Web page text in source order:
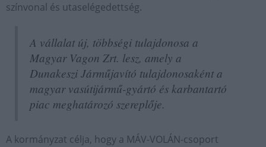
színvonal és utaselégedettség.
A vállalat új, többségi tulajdonosa a
Magyar Vagon Zrt. lesz, amely a
Dunakeszi Járműjavító tulajdonosaként a
magyar vasútijármű-gyártó és karbantartó
piac meghatározó szereplője.
A kormányzat célja, hogy a MÁV-VOLÁN-csoport